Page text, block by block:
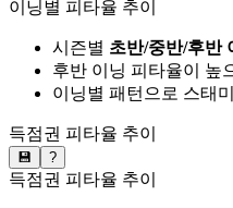
이닝별 피타율 추이
시즌별 초반/중반/후반
후반 이닝 피타율이 높
이닝별 패턴으로 스태
득점권 피타율 추이
💾 ?
득점권 피타율 추이